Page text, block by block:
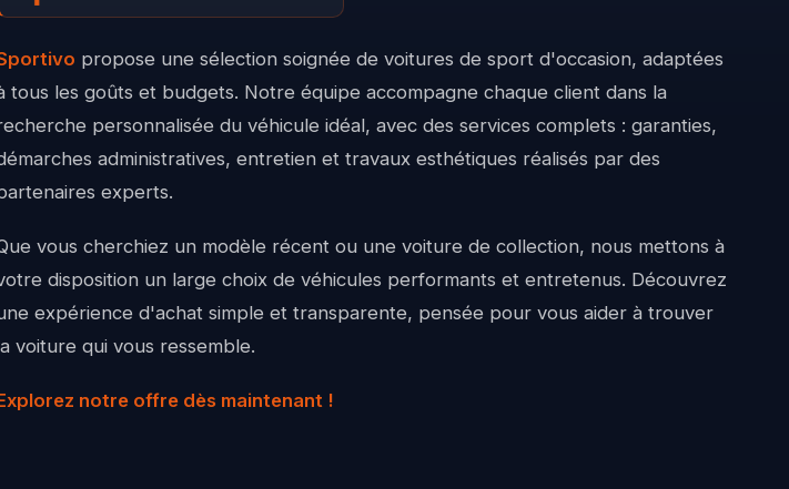
propose une sélection soignée de voitures de sport d'occasion, adaptées
tous les goûts et budgets. Notre équipe accompagne chaque client dans la
personnalisée du véhicule idéal, avec des services complets : garanties,
administratives, entretien et travaux esthétiques réalisés par des
experts.
vous cherchiez un modèle récent ou une voiture de collection, nous mettons à
disposition un large choix de véhicules performants et entretenus. Découvrez
expérience d'achat simple et transparente, pensée pour vous aider à trouver
voiture qui vous ressemble.
notre offre dès maintenant !